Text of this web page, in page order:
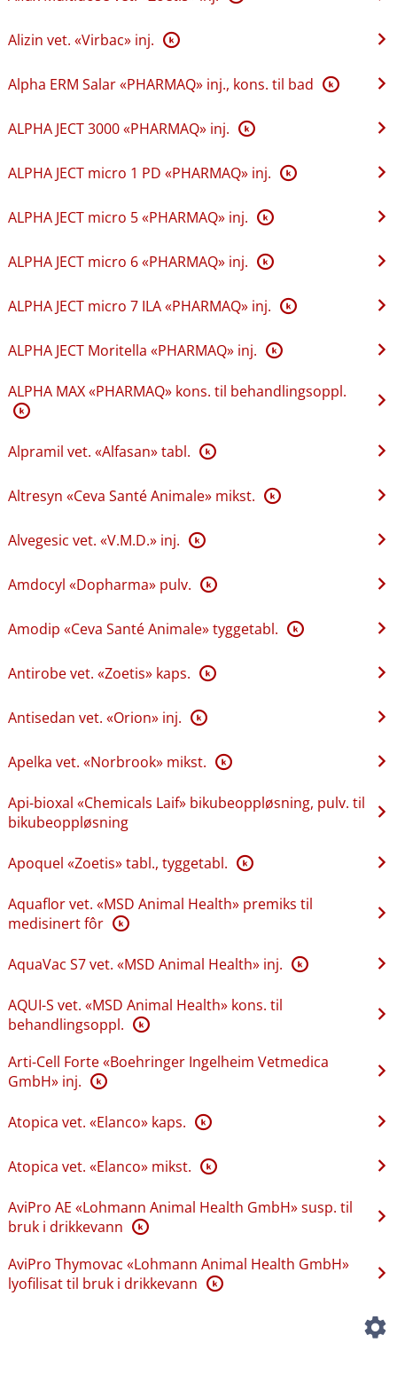
Alizin vet. «Virbac» inj. K
Alpha ERM Salar «PHARMAQ» inj., kons. til bad K
ALPHA JECT 3000 «PHARMAQ» inj. K
ALPHA JECT micro 1 PD «PHARMAQ» inj. K
ALPHA JECT micro 5 «PHARMAQ» inj. K
ALPHA JECT micro 6 «PHARMAQ» inj. K
ALPHA JECT micro 7 ILA «PHARMAQ» inj. K
ALPHA JECT Moritella «PHARMAQ» inj. K
ALPHA MAX «PHARMAQ» kons. til behandlingsoppl.
K
Alpramil vet. «Alfasan» tabl. K
Altresyn «Ceva Santé Animale» mikst. K
Alvegesic vet. «V.M.D.» inj. K
Amdocyl «Dopharma» pulv. K
Amodip «Ceva Santé Animale» tyggetabl. K
Antirobe vet. «Zoetis» kaps. K
Antisedan vet. «Orion» inj. K
Apelka vet. «Norbrook» mikst. K
Api-bioxal «Chemicals Laif» bikubeoppløsning, pulv. til
bikubeoppløsning
Apoquel «Zoetis» tabl., tyggetabl. K
Aquaflor vet. «MSD Animal Health» premiks til
medisinert fôr K
AquaVac S7 vet. «MSD Animal Health» inj. K
AQUI-S vet. «MSD Animal Health» kons. til
behandlingsoppl. K
Arti-Cell Forte «Boehringer Ingelheim Vetmedica
GmbH» inj. K
Atopica vet. «Elanco» kaps. K
Atopica vet. «Elanco» mikst. K
AviPro AE «Lohmann Animal Health GmbH» susp. til
bruk i drikkevann K
AviPro Thymovac «Lohmann Animal Health GmbH»
lyofilisat til bruk i drikkevann K